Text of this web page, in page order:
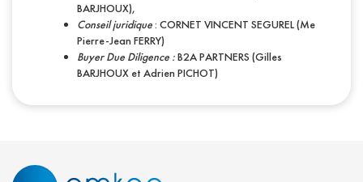
BARJHOUX),
Conseil juridique: CORNET VINCENT SEGUREL (Me
Pierre-Jean FERRY)
Buyer Due Diligence :B2A PARTNERS (Gilles
BARJHOUX et Adrien PICHOT)